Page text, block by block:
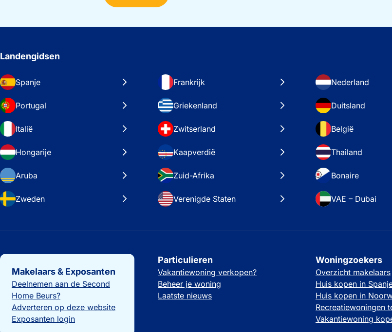
Landengidsen
Spanje Frankrijk Nederland
Portugal Griekenland Duitsland
Italië Zwitserland België
Hongarije Kaapverdië Thailand
Aruba Zuid-Afrika Bonaire
Zweden Verenigde Staten VAE – Dubai
Belangrijke links
Makelaars & Exposanten
Deelnemen aan de Second
Home Beurs?
Adverteren op deze website
Exposanten login
Particulieren
Vakantiewoning verkopen?
Beheer je woning
Laatste nieuws
Woningzoekers
Overzicht makelaars
Huis kopen in
Huis kopen in
Recreatiewoningen
Vakantiewoning